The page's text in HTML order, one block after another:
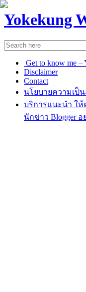
Yokekung
Get to know me –
Disclaimer
Contact
นโยบายความเป็
บริการแนะนำ ให้
นักข่าว Blogger อ